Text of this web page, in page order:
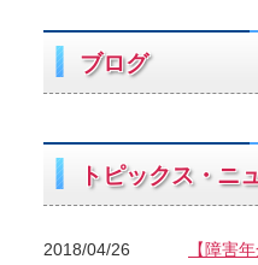
ブログ
トピックス・ニ
2018/04/26 【障害